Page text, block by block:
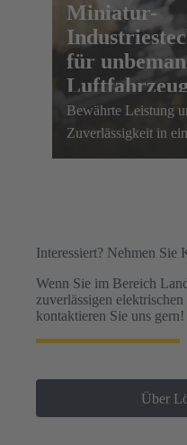
Miniatur-
für
Bewährte Leistung
Zuverlässigkeit in
Formfaktor. Mit
Industriedrohnen.
Interessiert? Nehmen Sie
Wenn Sie im Bereich
zuverlässigen
kontaktieren Sie uns gern!
Über